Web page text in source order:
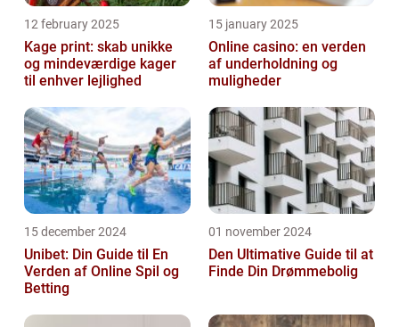
12 february 2025
Kage print: skab unikke
og mindeværdige kager
til enhver lejlighed
15 january 2025
Online casino: en verden
af underholdning og
muligheder
15 december 2024
Unibet: Din Guide til En
Verden af Online Spil og
Betting
01 november 2024
Den Ultimative Guide til at
Finde Din Drømmebolig